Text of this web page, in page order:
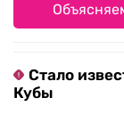
Стало
Кубы